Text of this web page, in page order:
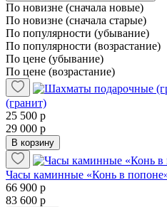
По новизне (сначала новые)
По новизне (сначала старые)
По популярности (убывание)
По популярности (возрастание)
По цене (убывание)
По цене (возрастание)
(гранит)
25 500 р
29 000 р
В корзину
Часы каминные «Конь в
66 900 р
83 600 р